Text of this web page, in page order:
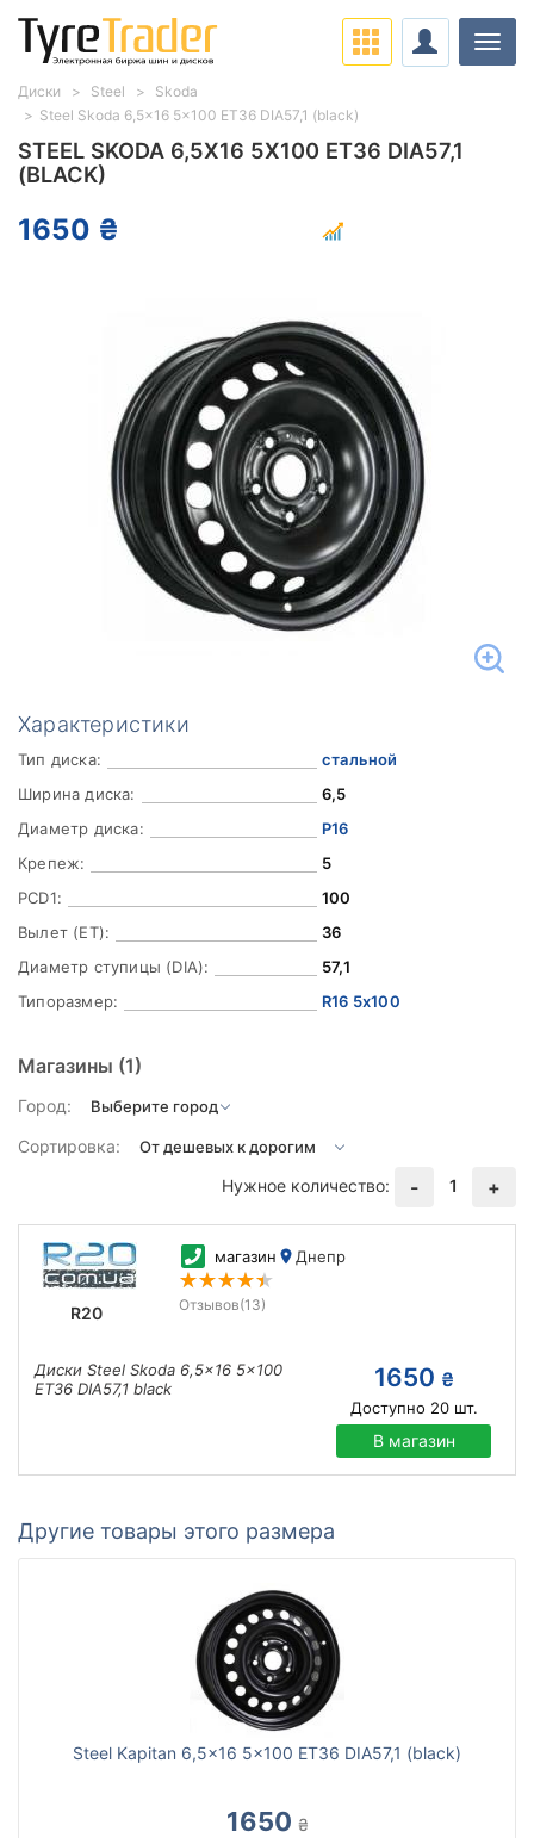
STEEL SKODA 6,5X16 5X100 ET36 DIA57,1
(BLACK)
1650 ₴
Характеристики
Тип диска:
стальной
Ширина диска:
6,5
Диаметр диска:
Р16
Крепеж:
5
PCD1:
100
Вылет (ET):
36
Диаметр ступицы (DIA):
57,1
Типоразмер:
R16 5x100
Магазины (1)
Город:
Сортировка:
Нужное количество:
- 1 +
R20
магазин Днепр
Отзывов(13)
Диски Steel Skoda 6,5x16 5x100
ET36 DIA57,1 black
1650 ₴
Доступно 20шт.
В магазин
Другие товары этого размера
Steel Kapitan 6,5x16 5x100 ET36 DIA57,1 (black)
1650 ₴
Диски Steel
Skoda
Steel Skoda 6,5x16 5x100 ET36 DIA57,1 (black)